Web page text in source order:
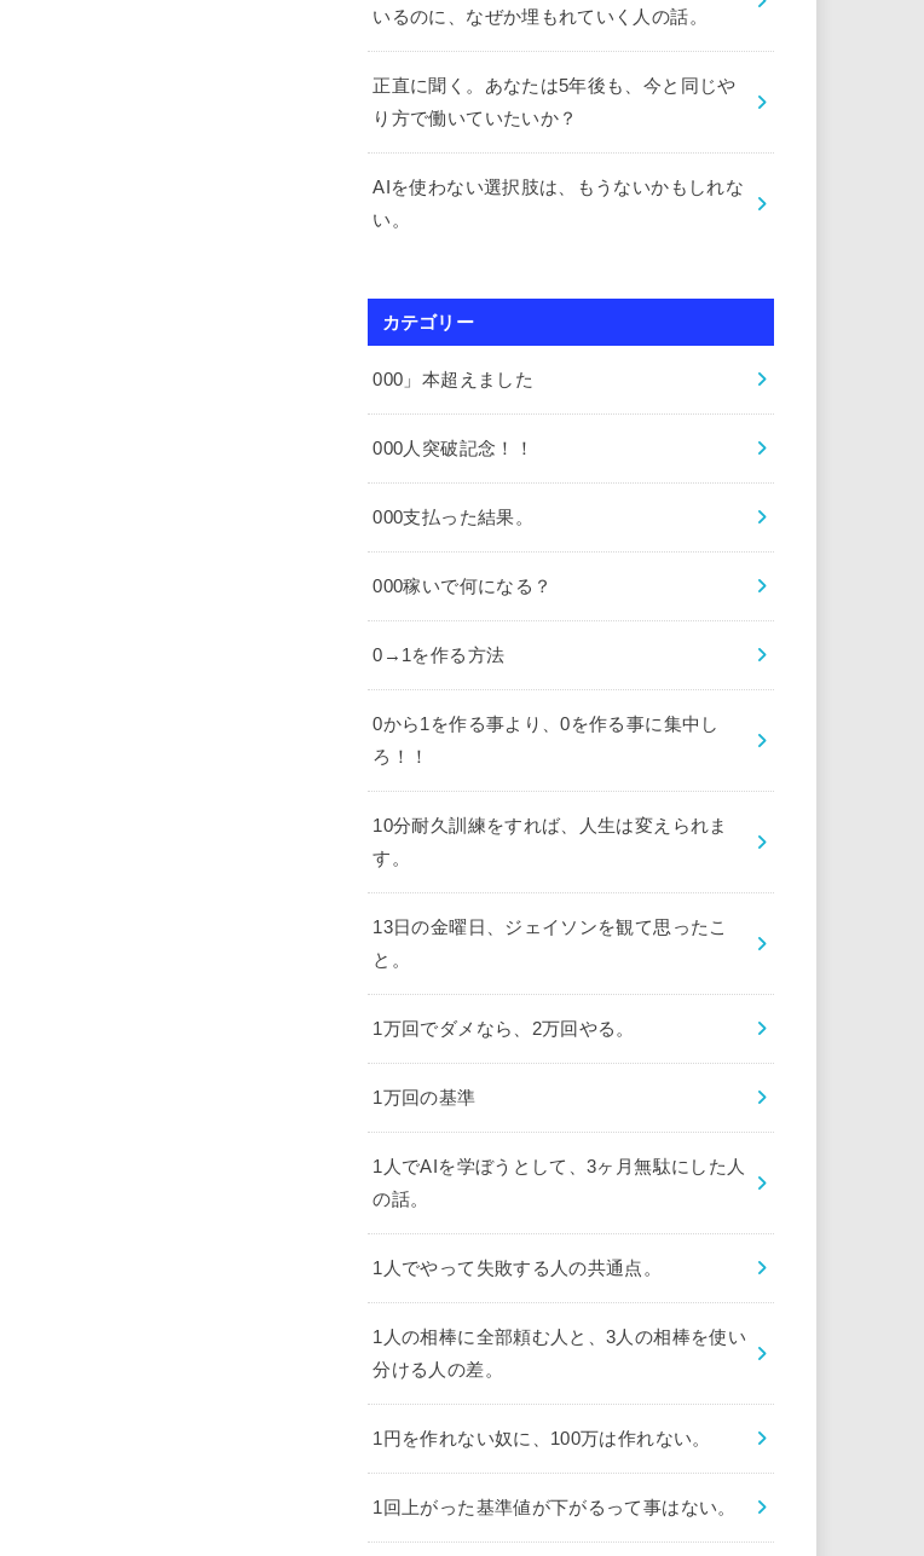
いるのに、なぜか埋もれていく人の話。
正直に聞く。あなたは5年後も、今と同じや
り方で働いていたいか？
AIを使わない選択肢は、もうないかもしれな
い。
カテゴリー
000」本超えました
000人突破記念！！
000支払った結果。
000稼いで何になる？
0→1を作る方法
0から1を作る事より、0を作る事に集中し
ろ！！
10分耐久訓練をすれば、人生は変えられま
す。
13日の金曜日、ジェイソンを観て思ったこ
と。
1万回でダメなら、2万回やる。
1万回の基準
1人でAIを学ぼうとして、3ヶ月無駄にした人
の話。
1人でやって失敗する人の共通点。
1人の相棒に全部頼む人と、3人の相棒を使い
分ける人の差。
1円を作れない奴に、100万は作れない。
1回上がった基準値が下がるって事はない。